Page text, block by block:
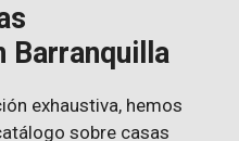
Barranquilla
exhaustiva, hemos
sobre casas